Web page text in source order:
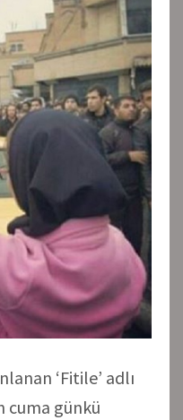
‘Fitile’ adlı
cuma günkü